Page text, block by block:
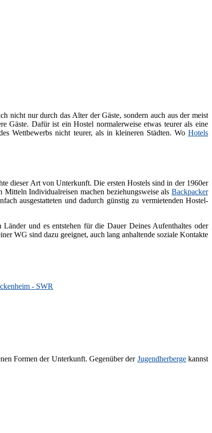
nicht nur durch das Alter der Gäste, sondern auch aus der meist
Gäste. Dafür ist ein Hostel normalerweise etwas teurer als eine
Wettbewerbs nicht teurer, als in kleineren Städten. WoHotels
dieser Art von Unterkunft. Die ersten Hostels sind in der 1960er
Individualreisen machen beziehungsweise als Backpacker
ausgestatteten und dadurch günstig zu vermietenden Hostel-
und es entstehen für die Dauer Deines Aufenthaltes oder
WG sind dazu geeignet, auch lang anhaltende soziale Kontakte
- SWR
Formen der Unterkunft. Gegenüber der Jugendherbergekannst